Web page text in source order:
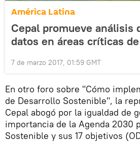
América Latina
Cepal promueve análisis
datos en áreas críticas
7 de marzo 2017, 01:59 GMT
En otro foro sobre "Cómo
de Desarrollo Sostenible", la
Cepal abogó por la igualdad de
importancia de la Agenda 2030
Sostenible y sus 17 objetivos